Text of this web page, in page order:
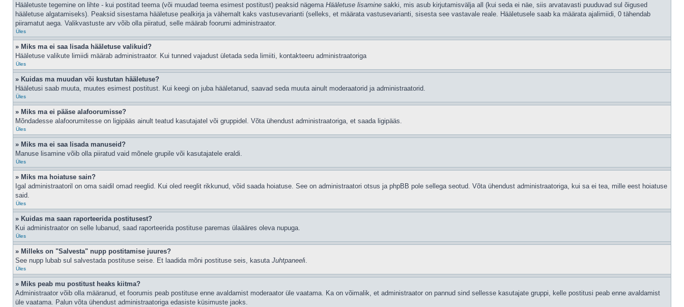
Hääletuste tegemine on lihte - kui postitad teema (või muudad teema esimest postitust) peaksid nägema Hääletuse lisamine sakki, mis asub kirjutamisvälja all (kui seda ei näe, siis arvatavasti puuduvad sul õigused
hääletuse algatamiseks). Peaksid sisestama hääletuse pealkirja ja vähemalt kaks vastusevarianti (selleks, et määrata vastusevarianti, sisesta see vastavale reale. Hääletusele saab ka määrata ajalimiidi, 0 tähendab
piiramatut aega. Valikvastuste arv võib olla piiratud, selle määrab foorumi administraator.
Üles
» Miks ma ei saa lisada hääletuse valikuid?
Hääletuse valikute limiidi määrab administraator. Kui tunned vajadust ületada seda limiiti, kontakteeru administraatoriga
Üles
» Kuidas ma muudan või kustutan hääletuse?
Hääletusi saab muuta, muutes esimest postitust. Kui keegi on juba hääletanud, saavad seda muuta ainult moderaatorid ja administraatorid.
Üles
» Miks ma ei pääse alafoorumisse?
Mõndadesse alafoorumitesse on ligipääs ainult teatud kasutajatel või gruppidel. Võta ühendust administraatoriga, et saada ligipääs.
Üles
» Miks ma ei saa lisada manuseid?
Manuse lisamine võib olla piiratud vaid mõnele grupile või kasutajatele eraldi.
Üles
» Miks ma hoiatuse sain?
Igal administraatoril on oma saidil omad reeglid. Kui oled reeglit rikkunud, võid saada hoiatuse. See on administraatori otsus ja phpBB pole sellega seotud. Võta ühendust administraatoriga, kui sa ei tea, mille eest hoiatuse
said.
Üles
» Kuidas ma saan raporteerida postitusest?
Kui administraator on selle lubanud, saad raporteerida postituse paremas ülaääres oleva nupuga.
Üles
» Milleks on "Salvesta" nupp postitamise juures?
See nupp lubab sul salvestada postituse seise. Et laadida mõni postituse seis, kasuta Juhtpaneeli.
Üles
» Miks peab mu postitust heaks kiitma?
Administraator võib olla määranud, et foorumis peab postituse enne avaldamist moderaator üle vaatama. Ka on võimalik, et administraator on pannud sind sellesse kasutajate gruppi, kelle postitusi peab enne avaldamist
üle vaatama. Palun võta ühendust administraatoriga edasiste küsimuste jaoks.